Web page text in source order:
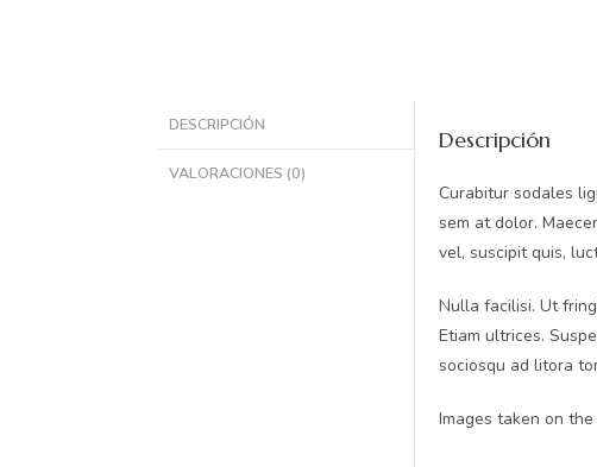
DESCRIPCIÓN
VALORACIONES (0)
Descripción
Curabitur sodales
sem at dolor.
vel, suscipit quis,
Nulla facilisi. Ut
Etiam ultrices.
sociosqu ad litora
Images taken on the